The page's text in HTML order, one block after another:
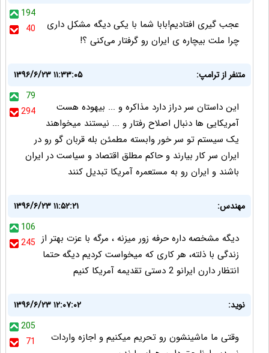
194
40
عجب گیری افتادیم!بابا شما با یکی دیگه مشکل داری
چرا ملت بیچاره ی ایران رو گرفتار می‌کنی ؟!
متنفر از ترامپ:
۱۳۹۶/۶/۲۳ ۱۱:۳۳:۰۵
79
294
این داستان سر دراز دارد مذاکره و ... بیهوده هست
آمریکایی ها دنبال اصلاح رفتار و ... نیستند میخواهند
یک سیستم تو سر خور وابسته مطمئن بله قربان گو رو در
ایران سر کار بیارند و حاکم مطلق اقتصاد و سیاست در ایران
باشند و ایران رو به مستعمره آمریکا تبدیل کنند
مهندس:
۱۳۹۶/۶/۲۳ ۱۱:۵۲:۲۱
106
245 دیگه مشخصه داره حرفه زور میزنه ، مرگه با عزت بهتر از
زندگی با ذلته، هر کاری که میخواست کردیم دیگه حتما
انتظار دارن ایرانو 2 دستی تقدیمه آمریکا کنیم
نوید:
۱۳۹۶/۶/۲۳ ۱۲:۰۷:۰۲
205
71
وقتی ما ماشینشون رو تحریم میکنیم و اجازه واردات